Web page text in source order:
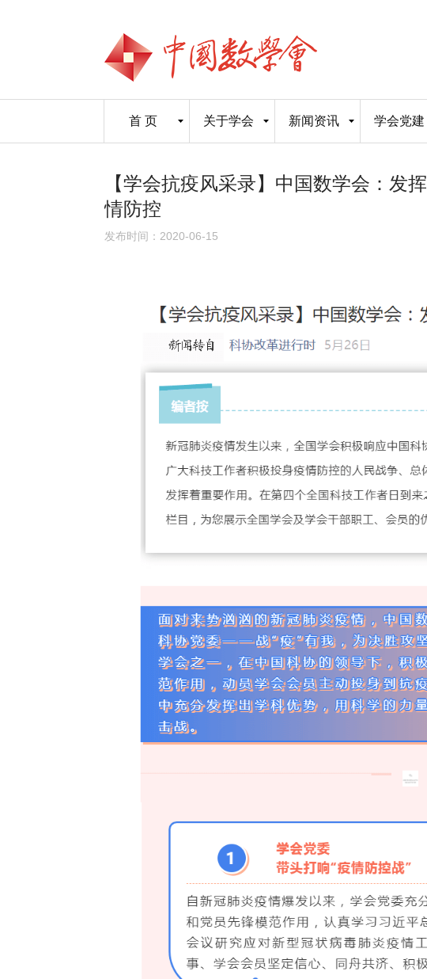
首 页 关于学会 新闻资讯 学会党建
【学会抗疫风采录】中国数学会：发
情防控
发布时间：2020-06-15